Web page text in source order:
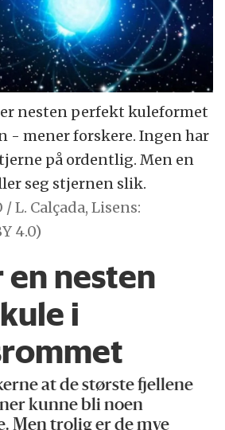
nesten perfekt kuleformet
- mener forskere. Ingen har
på ordentlig. Men en
seg stjernen slik.
L. Calçada, Lisens:
4.0)
nesten
i
at de største fjellene
kunne bli noen
Men trolig er de mye